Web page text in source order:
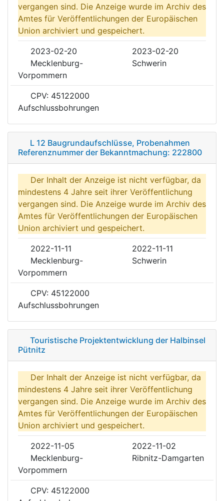
vergangen sind. Die Anzeige wurde im Archiv des
Amtes für Veröffentlichungen der Europäischen
Union archiviert und gespeichert.
2023-02-20
2023-02-20
Mecklenburg-
Vorpommern
Schwerin
CPV: 45122000
Aufschlussbohrungen
L 12 Baugrundaufschlüsse, Probenahmen
Referenznummer der Bekanntmachung: 222800
Der Inhalt der Anzeige ist nicht verfügbar, da
mindestens 4 Jahre seit ihrer Veröffentlichung
vergangen sind. Die Anzeige wurde im Archiv des
Amtes für Veröffentlichungen der Europäischen
Union archiviert und gespeichert.
2022-11-11
2022-11-11
Mecklenburg-
Vorpommern
Schwerin
CPV: 45122000
Aufschlussbohrungen
Touristische Projektentwicklung der Halbinsel
Pütnitz
Der Inhalt der Anzeige ist nicht verfügbar, da
mindestens 4 Jahre seit ihrer Veröffentlichung
vergangen sind. Die Anzeige wurde im Archiv des
Amtes für Veröffentlichungen der Europäischen
Union archiviert und gespeichert.
2022-11-05
2022-11-02
Mecklenburg-
Vorpommern
Ribnitz-Damgarten
CPV: 45122000